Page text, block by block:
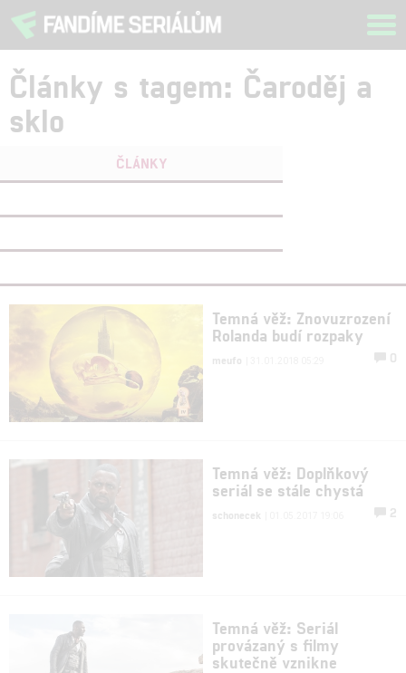
Články s tagem: Čaroděj a
sklo
ČLÁNKY
Temná věž: Znovuzrození
Rolanda budí rozpaky
meufo 0
Temná věž: Doplňkový
seriál se stále chystá
schonecek 2
Temná věž: Seriál
provázaný s filmy
skutečně vznikne